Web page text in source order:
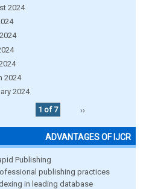
2024
2024
2024
1 of 7
››
ADVANTAGES OF IJCR
Publishing
publishing practices
in leading database